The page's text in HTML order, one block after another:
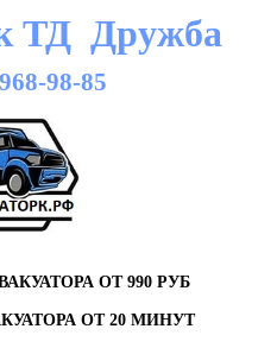
ТД Дружба
98-85
ОТ 990 РУБ
ОТ 20 МИНУТ